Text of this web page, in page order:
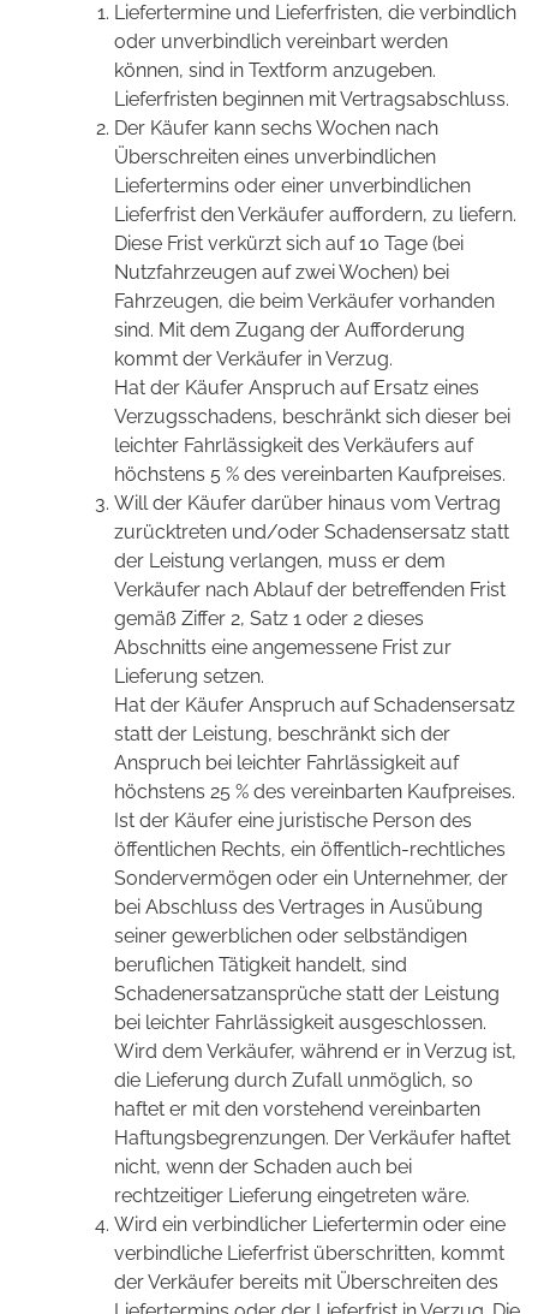
Liefertermine und Lieferfristen, die verbindlich
oder unverbindlich vereinbart werden
können, sind in Textform anzugeben.
Lieferfristen beginnen mit Vertragsabschluss.
Der Käufer kann sechs Wochen nach
Überschreiten eines unverbindlichen
Liefertermins oder einer unverbindlichen
Lieferfrist den Verkäufer auffordern, zu liefern.
Diese Frist verkürzt sich auf 10 Tage (bei
Nutzfahrzeugen auf zwei Wochen) bei
Fahrzeugen, die beim Verkäufer vorhanden
sind. Mit dem Zugang der Aufforderung
kommt der Verkäufer in Verzug.
Hat der Käufer Anspruch auf Ersatz eines
Verzugsschadens, beschränkt sich dieser bei
leichter Fahrlässigkeit des Verkäufers auf
höchstens 5 % des vereinbarten Kaufpreises.
Will der Käufer darüber hinaus vom Vertrag
zurücktreten und/oder Schadensersatz statt
der Leistung verlangen, muss er dem
Verkäufer nach Ablauf der betreffenden Frist
gemäß Ziffer 2, Satz 1 oder 2 dieses
Abschnitts eine angemessene Frist zur
Lieferung setzen.
Hat der Käufer Anspruch auf Schadensersatz
statt der Leistung, beschränkt sich der
Anspruch bei leichter Fahrlässigkeit auf
höchstens 25 % des vereinbarten Kaufpreises.
Ist der Käufer eine juristische Person des
öffentlichen Rechts, ein öffentlich-rechtliches
Sondervermögen oder ein Unternehmer, der
bei Abschluss des Vertrages in Ausübung
seiner gewerblichen oder selbständigen
beruflichen Tätigkeit handelt, sind
Schadenersatzansprüche statt der Leistung
bei leichter Fahrlässigkeit ausgeschlossen.
Wird dem Verkäufer, während er in Verzug ist,
die Lieferung durch Zufall unmöglich, so
haftet er mit den vorstehend vereinbarten
Haftungsbegrenzungen. Der Verkäufer haftet
nicht, wenn der Schaden auch bei
rechtzeitiger Lieferung eingetreten wäre.
Wird ein verbindlicher Liefertermin oder eine
verbindliche Lieferfrist überschritten, kommt
der Verkäufer bereits mit Überschreiten des